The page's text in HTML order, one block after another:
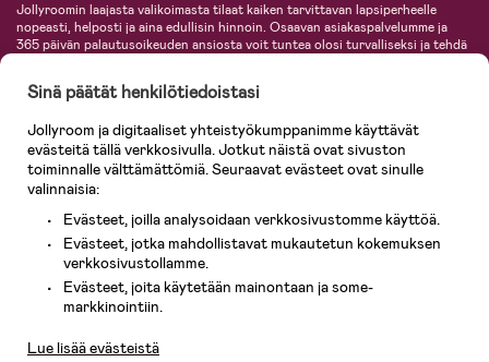
Jollyroomin laajasta valikoimasta tilaat kaiken tarvittavan lapsiperheelle
nopeasti, helposti ja aina edullisin hinnoin. Osaavan asiakaspalvelumme ja
365 päivän palautusoikeuden ansiosta voit tuntea olosi turvalliseksi ja tehdä
lastentarvikkeita sekä paljon muuta. Meiltä löydät lukuisia tunnettuja
KidKraft, Ergobaby, Philips Avent, Neonate, Cybex, LEGO ja monia muita!
Tervetuloa shoppailemaan Pohjoismaiden suurimpaan lastentarvikkeiden
verkkokauppaan!
Sinä päätät henkilötiedoistasi
Jollyroom ja digitaaliset yhteistyökumppanimme käyttävät
evästeitä tällä verkkosivulla. Jotkut näistä ovat sivuston
toiminnalle välttämättömiä. Seuraavat evästeet ovat sinulle
valinnaisia:
Evästeet, joilla analysoidaan verkkosivustomme käyttöä.
Evästeet, jotka mahdollistavat mukautetun kokemuksen
verkkosivustollamme.
Evästeet, joita käytetään mainontaan ja some-
markkinointiin.
Lue lisää evästeistä